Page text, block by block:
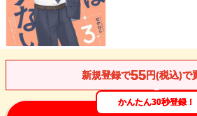
新規登録で55円(税込)で
かんたん30秒登録！